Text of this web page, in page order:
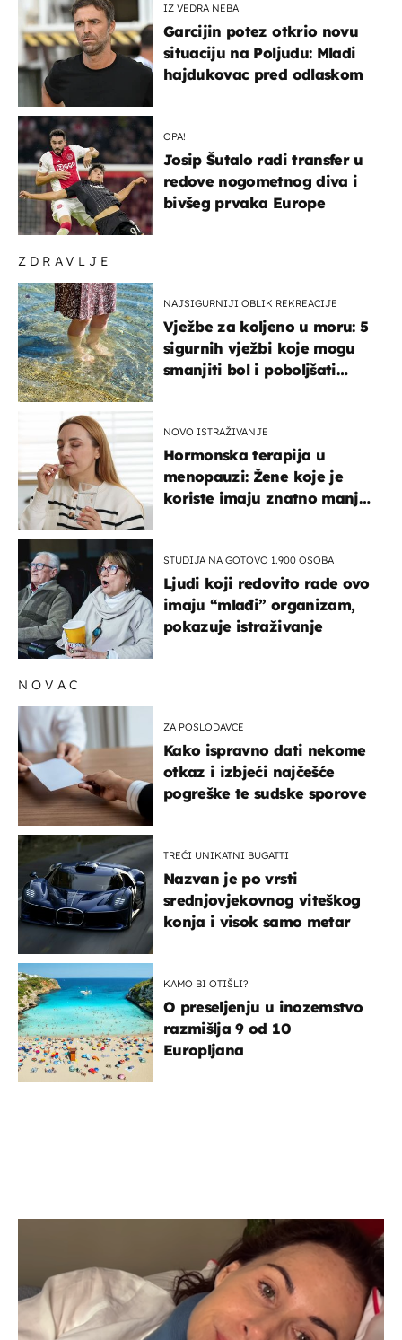
ZDRAVLJE
NAJSIGURNIJI OBLIK REKREACIJE
Vježbe za koljeno u moru: 5
sigurnih vježbi koje mogu
smanjiti bol i poboljšati
NOVO ISTRAŽIVANJE
Hormonska terapija u
menopauzi: Žene koje je
koriste imaju znatno manji
STUDIJA NA GOTOVO 1.900 OSOBA
Ljudi koji redovito rade ovo
imaju “mlađi” organizam,
pokazuje istraživanje
IZ VEDRA NEBA
Garcijin potez otkrio novu
situaciju na Poljudu: Mladi
hajdukovac pred odlaskom
OPA!
Josip Šutalo radi transfer u
redove nogometnog diva i
bivšeg prvaka Europe
NOVAC
ZA POSLODAVCE
Kako ispravno dati nekome
otkaz i izbjeći najčešće
pogreške te sudske sporove
TREĆI UNIKATNI BUGATTI
Nazvan je po vrsti
srednjovjekovnog viteškog
konja i visok samo metar
KAMO BI OTIŠLI?
O preseljenju u inozemstvo
razmišlja 9 od 10
Europljana